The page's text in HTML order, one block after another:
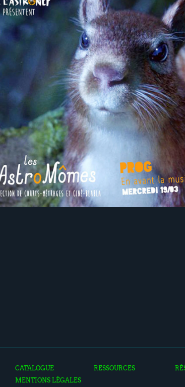
CATALOGUE RESSOURCES
MENTIONS LÉGALES